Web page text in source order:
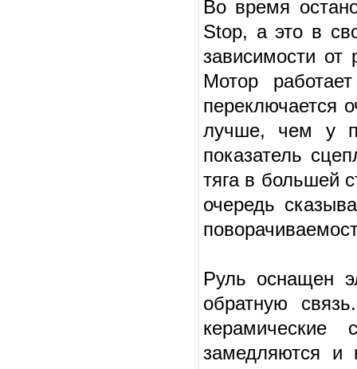
Во время
Stop, а это в
зависимости
Мотор
переключается
лучше, чем у
показатель
тяга в большей
очередь
Руль оснащен
обратную
керамические
замедляются и